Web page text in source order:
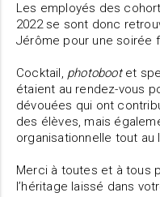
Les employés des
2022 se sont donc
Jérôme pour une soirée
Cocktail, photobootet
étaient au rendez-vous
dévouées qui ont
des élèves, mais
organisationnelle tout au
Merci à toutes et à tous
l’héritage laissé dans